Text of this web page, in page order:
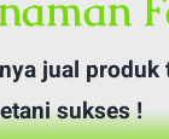
jual produk
sukses !